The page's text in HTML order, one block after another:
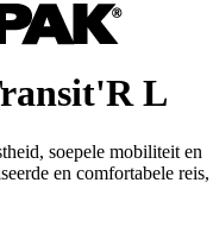
L
soepele mobiliteit en
en comfortabele reis,